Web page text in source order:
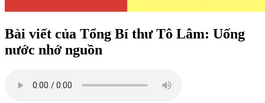
Bài viết của Tổng Bí thư Tô Lâm: Uống
nước nhớ nguồn